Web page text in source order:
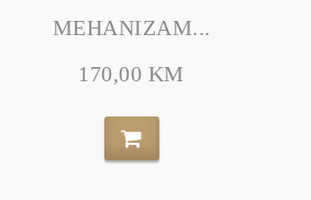
MEHANIZAM...
170,00 KM